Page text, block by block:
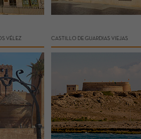
VÉLEZ CASTILLO DE GUARDIAS VIEJAS